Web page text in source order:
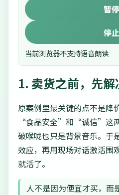
暂停
停止
当前浏览器不支持语音朗读
1. 卖货之前，先
原案例里最关键的点不是降
“食品安全”和“诚信”这
破喉咙也只是背景音乐。于
效应，再用现场对话激活围
就活了。
人不是因为便宜才买，